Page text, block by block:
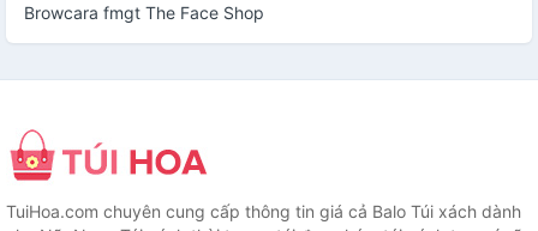
Browcara fmgt The Face Shop
TuiHoa.com chuyên cung cấp thông tin giá cả Balo Túi xách dành